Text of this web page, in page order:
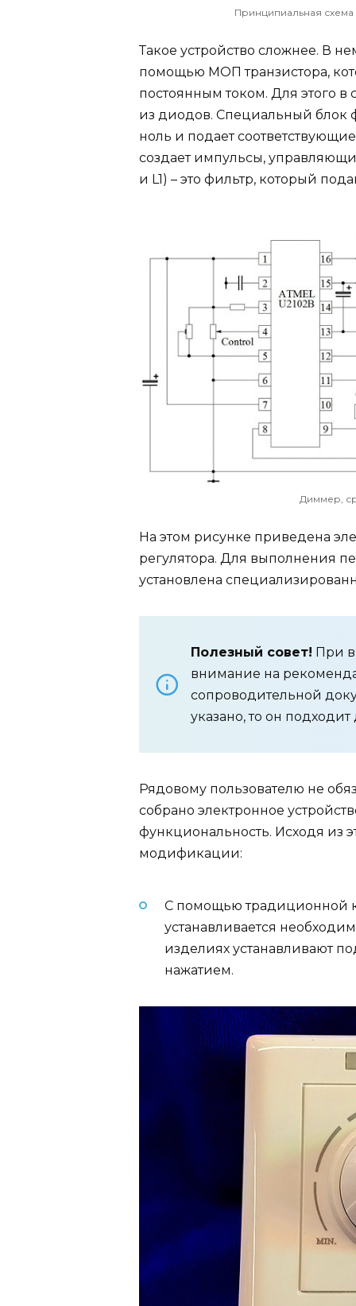
Принципиальная
Такое устройство сложнее. В
помощью МОП транзистора,
постоянным током. Для этого
из диодов. Специальный блок
ноль и подает
создает импульсы,
и L1) – это фильтр, который
Диммер,
На этом рисунке приведена
регулятора. Для выполнения
установлена
Полезный совет! При
внимание на
сопроводительной
указано, то он
Рядовому пользователю не
собрано электронное
функциональность. Исходя из
модификации:
С помощью традиционной
устанавливается
изделиях устанавливают
нажатием.